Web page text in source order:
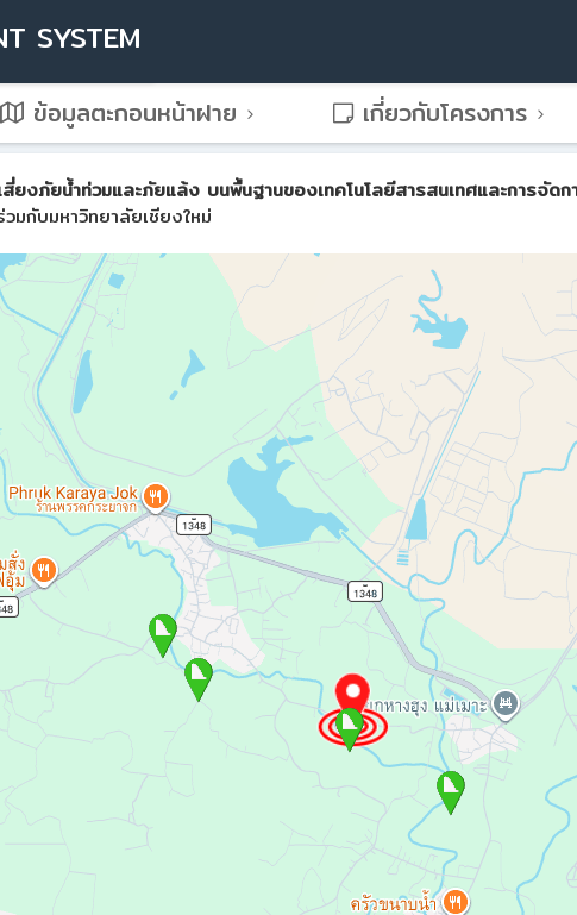
SYSTEM
ข้อมูลตะกอนหน้าฝาย เกี่ยวกับโครงการ
ยงภัยน้ำท่วมและภัยแล้ง บนพื้นฐานของเทคโนโลยีสารสนเทศและการจัด
มกับมหาวิทยาลัยเชียงใหม่